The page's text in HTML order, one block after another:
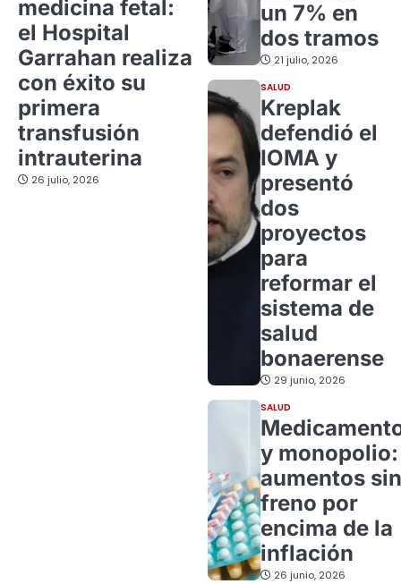
medicina fetal:
el Hospital
Garrahan realiza
con éxito su
primera
transfusión
intrauterina
26 julio, 2026
un 7% en
dos tramos
21 julio, 2026
SALUD
Kreplak
defendió el
IOMA y
presentó
dos
proyectos
para
reformar el
sistema de
salud
bonaerense
29 junio, 2026
SALUD
y monopolio:
aumentos sin
freno por
encima de la
inflación
26 junio, 2026